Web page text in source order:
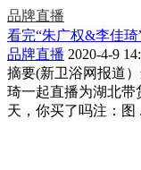
品牌直播
看完“朱广权&李佳
品牌直播 2020-4-9
摘要(新卫浴网报道
琦一起直播为湖北带
天，你买了吗注：图